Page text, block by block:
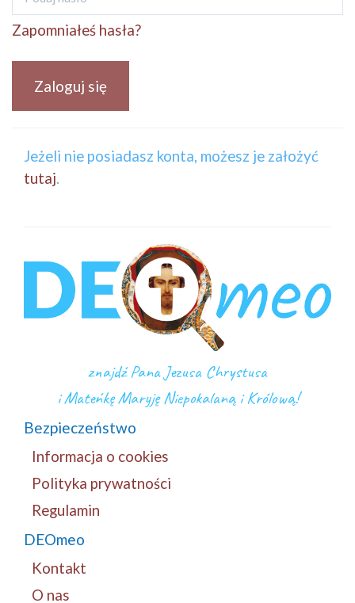
Zapomniałeś hasła?
Zaloguj się
Jeżeli nie posiadasz konta, możesz je założyć
tutaj.
znajdź Pana Jezusa Chrystusa
i Mateńkę Maryję Niepokalaną i Królową!
Bezpieczeństwo
Informacja o cookies
Polityka prywatności
Regulamin
DEOmeo
Kontakt
O nas